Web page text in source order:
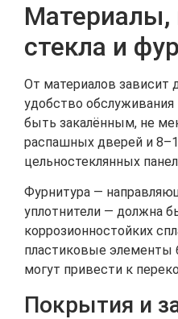
Материалы,
стекла и
От материалов зависит
удобство
быть закалённым, не
распашных дверей и
цельностеклянных
Фурнитура —
уплотнители — должна
коррозионностойких
пластиковые
могут привести к
Покрытия и